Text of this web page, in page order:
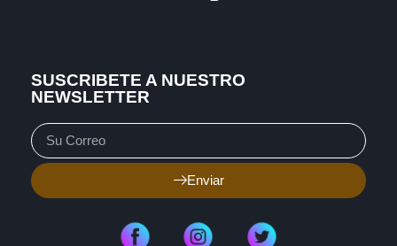
SUSCRIBETE A NUESTRO
NEWSLETTER
Enviar